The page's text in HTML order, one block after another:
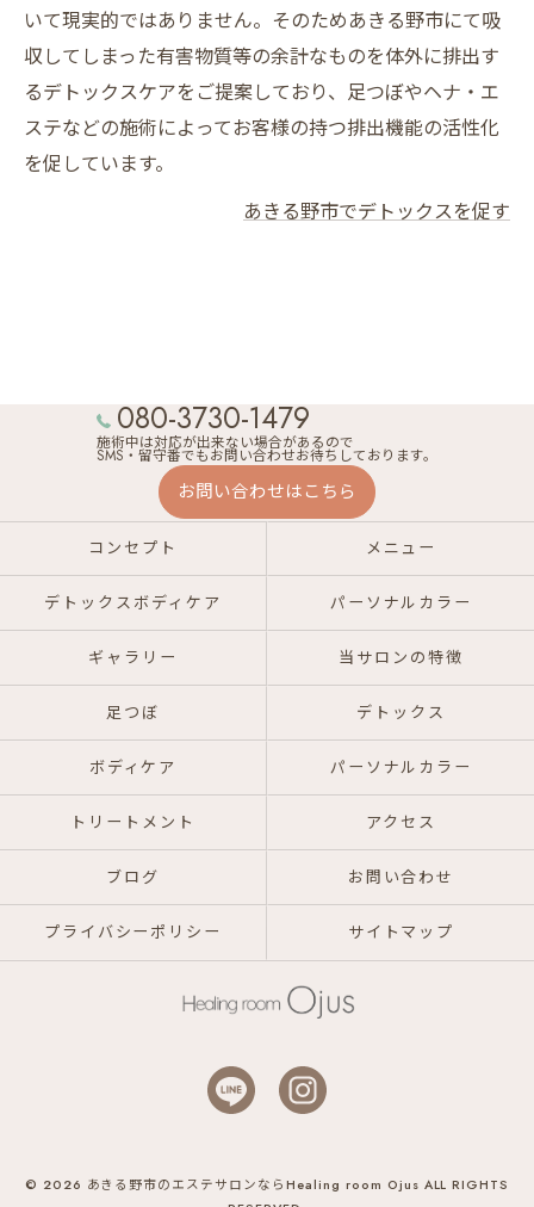
いて現実的ではありません。そのためあきる野市にて吸
収してしまった有害物質等の余計なものを体外に排出す
るデトックスケアをご提案しており、足つぼやヘナ・エ
ステなどの施術によってお客様の持つ排出機能の活性化
を促しています。
あきる野市でデトックスを促す
080-3730-1479
施術中は対応が出来ない場合があるので
SMS・留守番でもお問い合わせお待ちしております。
お問い合わせはこちら
コンセプト メニュー
デトックスボディケア パーソナルカラー
ギャラリー 当サロンの特徴
足つぼ デトックス
ボディケア パーソナルカラー
トリートメント アクセス
ブログ お問い合わせ
プライバシーポリシー サイトマップ
© 2026 あきる野市のエステサロンならHealing room Ojus ALL RIGHTS